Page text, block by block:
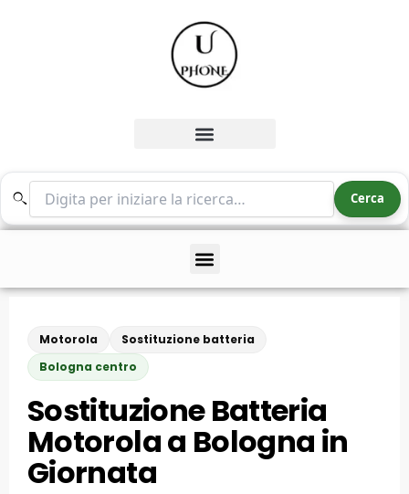
Cerca nel sito
Cerca
Motorola
Sostituzione batteria
Bologna centro
Sostituzione Batteria
Motorola a Bologna in
Giornata